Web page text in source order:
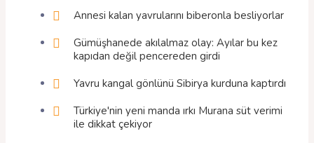
Annesi kalan yavrularını biberonla besliyorlar
Gümüşhanede akılalmaz olay: Ayılar bu kez
kapıdan değil pencereden girdi
Yavru kangal gönlünü Sibirya kurduna kaptırdı
Türkiye'nin yeni manda ırkı Murana süt verimi
ile dikkat çekiyor